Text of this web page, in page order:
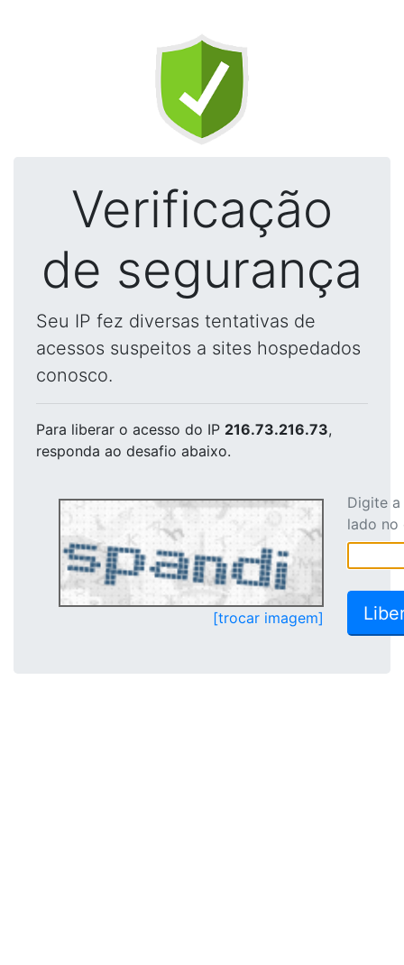
Verificação
de segurança
Seu IP fez diversas tentativas de
acessos suspeitos a sites hospedados
conosco.
Para liberar o acesso do IP 216.73.216.73,
responda ao desafio abaixo.
[trocar imagem]
Digite
lado no